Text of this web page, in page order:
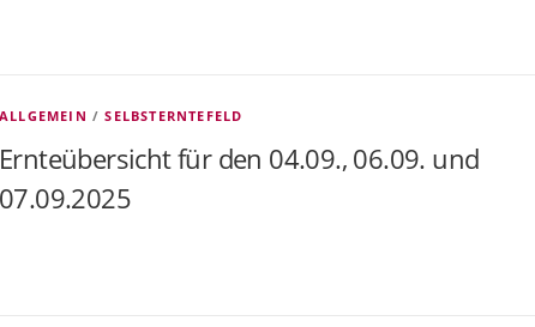
ALLGEMEIN /SELBSTERNTEFELD
Ernteübersicht für den 04.09., 06.09. und
07.09.2025